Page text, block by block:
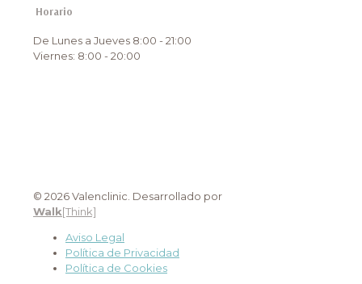
interponer una reclamación ante la Agencia
(www.aepd.es).
Horario
De Lunes a Jueves 8:00 - 21:00
Viernes: 8:00 - 20:00
© 2026 Valenclinic. Desarrollado por
Walk[Think]
Aviso Legal
Política de Privacidad
Política de Cookies